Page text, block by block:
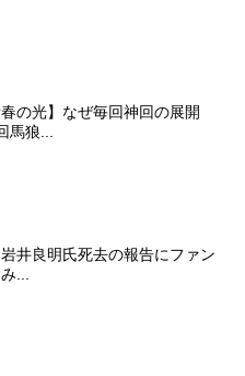
春の光】なぜ毎回神回の展開
狼...
井良明氏死去の報告にファン
...